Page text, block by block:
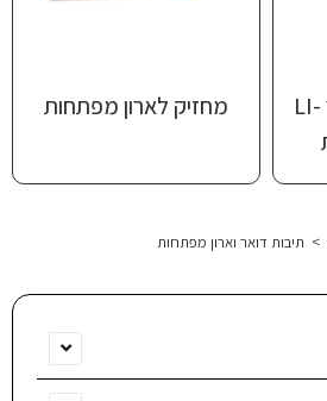
> תיבות דואר וארון מפתחות
ארון מפתחות מפואר ‎LI-
מחזיק לארון מפתחות